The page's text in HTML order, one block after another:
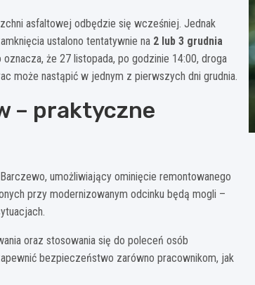
asfaltowej odbędzie się wcześniej. Jednak
ustalono tentatywnie na 2 lub 3 grudnia
że 27 listopada, po godzinie 14:00, droga
może nastąpić w jednym z pierwszych dni grudnia.
– praktyczne
umożliwiający ominięcie remontowanego
przy modernizowanym odcinku będą mogli –
oraz stosowania się do poleceń osób
bezpieczeństwo zarówno pracownikom, jak